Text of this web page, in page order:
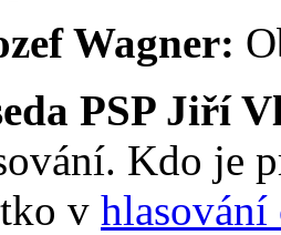
Wagner:
PSP Jiří
Kdo je
v hlasování